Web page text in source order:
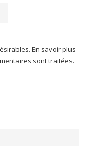
En savoir plus
sont traitées.